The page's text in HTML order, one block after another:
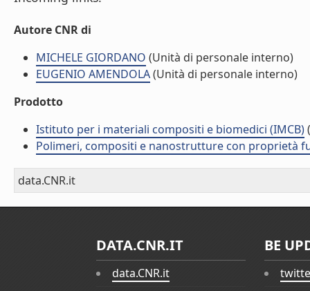
Autore CNR di
MICHELE GIORDANO (Unità di personale interno)
EUGENIO AMENDOLA(Unità di personale interno)
Prodotto
Istituto per i materiali compositi e biomedici (IMCB)
Polimeri, compositi e nanostrutture con proprietà
data.CNR.it
DATA.CNR.IT
data.CNR.it
BE